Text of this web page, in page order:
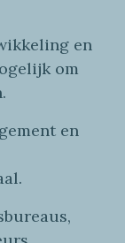
en
om
en
l.